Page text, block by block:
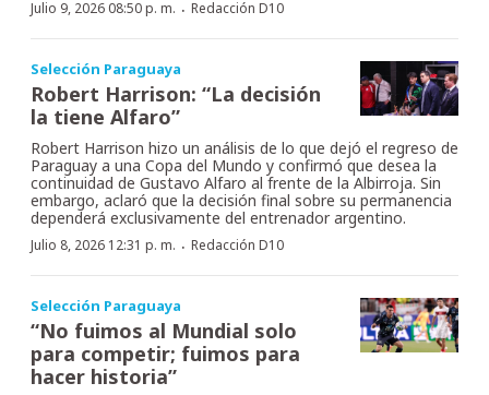
Julio 9, 2026 08:50 p. m. · Redacción D10
Selección Paraguaya
Robert Harrison: “La decisión
la tiene Alfaro”
Robert Harrison hizo un análisis de lo que dejó el regreso de
Paraguay a una Copa del Mundo y confirmó que desea la
continuidad de Gustavo Alfaro al frente de la Albirroja. Sin
embargo, aclaró que la decisión final sobre su permanencia
dependerá exclusivamente del entrenador argentino.
Julio 8, 2026 12:31 p. m. · Redacción D10
Selección Paraguaya
“No fuimos al Mundial solo
para competir; fuimos para
hacer historia”